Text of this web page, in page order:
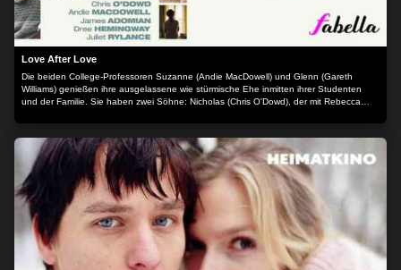
Love After Love
Die beiden College-Professoren Suzanne (Andie MacDowell) und Glenn (Gareth
Williams) genießen ihre ausgelassene wie stürmische Ehe inmitten ihrer Studenten
und der Familie. Sie haben zwei Söhne: Nicholas (Chris O'Dowd), der mit Rebecca
Chris (James Adomian), der beständig nach einer Möglichkeit sucht, seine nicht ganz
klar zu definierende Kreativität in geeignete Bahnen zu lenken. Als Glenn schwer an
Krebs erkrankt, beschließt die Familie, die letzten Sommertage gemeinsam mit ihm zu
verbringen. Der unausweichliche Tod von Glenn löst einige kuriose wie
widersprüchliche Reaktionen aus: Nicholas trennt sich plötzlich von seiner langjährigen
Freundin Rebecca und stürzt sich in eine Affäre mit Emilie (Dree Hemingway), einer
von Vaters Studentinnen; Suzanne, die mit einem Mal ihre Rolle als Mutter und
Ehefrau verloren hat, beginnt sich gleich mit einer ganzen Reihe von Männern zu
treffen; und Nicholas versucht verzweifelt, seine Künstler-Karriere voranzutreiben und
muss dabei einen herben Rückschlag nach dem anderen einstecken. Was allen
gemeinsam ist: sie tun sich schwer, mit ihren stetig wachsenden emotionalen
Bedürfnissen zurechtzukommen. Dies gelingt der Familie schließlich auf mal